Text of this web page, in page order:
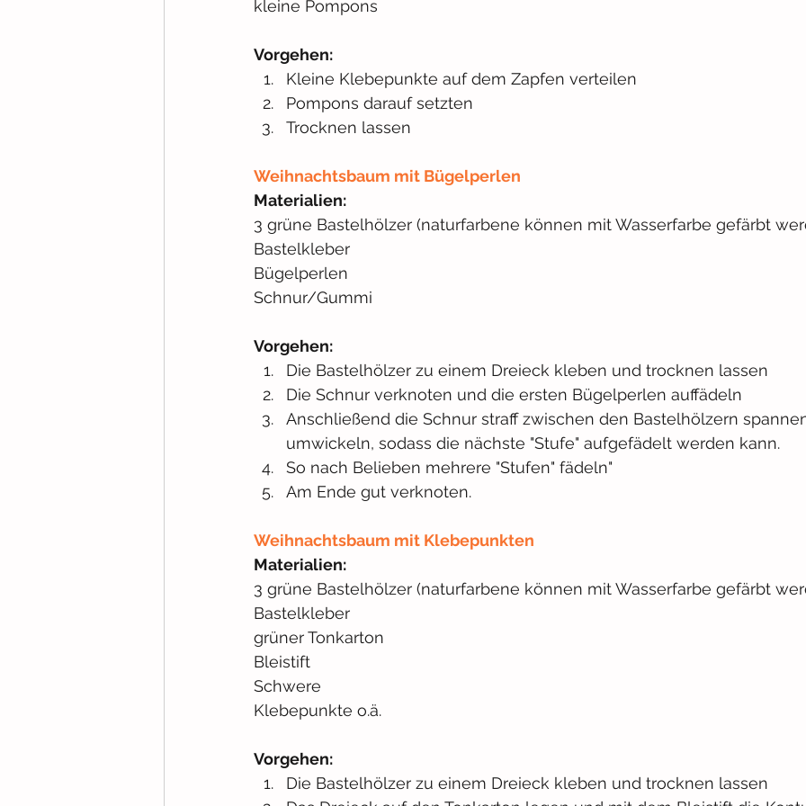
kleine Pompons
Vorgehen:
Kleine Klebepunkte auf dem Zapfen verteilen
Pompons darauf setzten
Trocknen lassen
Weihnachtsbaum mit Bügelperlen
Materialien:
3 grüne Bastelhölzer (naturfarbene können mit Wasserfarbe gefärbt
Bastelkleber
Bügelperlen
Schnur/Gummi
Vorgehen:
Die Bastelhölzer zu einem Dreieck kleben und trocknen lassen
Die Schnur verknoten und die ersten Bügelperlen auffädeln
Anschließend die Schnur straff zwischen den Bastelhölzern
umwickeln, sodass die nächste "Stufe" aufgefädelt werden kann.
So nach Belieben mehrere "Stufen" fädeln"
Am Ende gut verknoten.
Weihnachtsbaum mit Klebepunkten
Materialien:
3 grüne Bastelhölzer (naturfarbene können mit Wasserfarbe gefärbt
Bastelkleber
grüner Tonkarton
Bleistift
Schwere
Klebepunkte o.ä.
Vorgehen:
Die Bastelhölzer zu einem Dreieck kleben und trocknen lassen